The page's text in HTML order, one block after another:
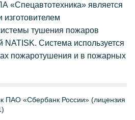
«Спецавтотехника» является
изготовителем
тушения пожаров
NATISK. Система используется
пожаротушения и в пожарных
ПАО «Сбербанк России» (лицензия